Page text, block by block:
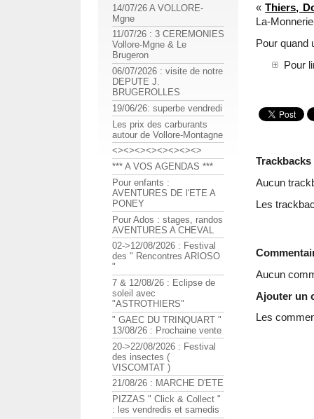
«Thiers,
La-
Pour quand
Pour
Trackbacks
Aucun
Les
Aucun
Ajouter un
Les
14/07/26 A VOLLORE-
Mgne
11/07/26 : 3 CEREMONIES
Vollore-Mgne & Le
Brugeron
06/07/2026 : visite de notre
DEPUTE J.
BRUGEROLLES
19/06/26: superbe vendredi
Les prix des carburants
autour de Vollore-Montagne
<><><><><><><><>
*** A VOS AGENDAS ***
Pour enfants :
AVENTURES DE l'ETE A
PONEY
Pour Ados : stages, randos
AVENTURES A CHEVAL
02->12/08/2026 : Festival
des " Rencontres ARIOSO
"
7 & 12/08/26 : Eclipse de
soleil avec
"ASTROTHIERS"
" GAEC DU TRINQUART "
13/08/26 : Prochaine vente
20->22/08/2026 : Festival
des insectes (
VISCOMTAT )
21/08/26 : MARCHE D'ETE
PIZZAS " Click & Collect "
: les vendredis et samedis